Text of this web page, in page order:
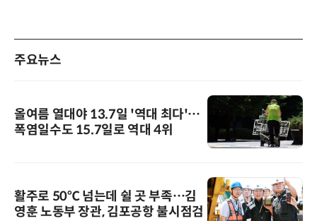
주요뉴스
올여름 열대야 13.7일 '역대 최다'…
폭염일수도 15.7일로 역대 4위
활주로 50℃ 넘는데 쉴 곳 부족…김
영훈 노동부 장관, 김포공항 불시점검